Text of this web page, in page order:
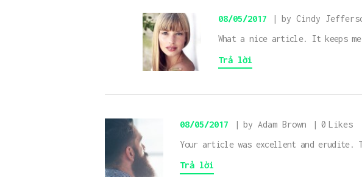
08/05/2017 by Cindy
What a nice article. It keeps me
Trả lời
08/05/2017 by Adam Brown 0 Likes
Your article was excellent and erudite.
Trả lời